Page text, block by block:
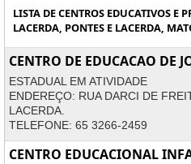
LISTA DE CENTROS EDUCATIVOS E
LACERDA, PONTES E LACERDA,
CENTRO DE EDUCACAO DE
ESTADUAL EM ATIVIDADE
ENDEREÇO: RUA DARCI DE
LACERDA.
TELEFONE: 65 3266-2459
CENTRO EDUCACIONAL